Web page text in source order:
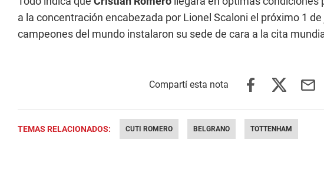
a la concentración encabezada por Lionel Scaloni el próximo 1
campeones del mundo instalaron su sede de cara a la cita
TEMAS RELACIONADOS: CUTI ROMERO BELGRANO TOTTENHAM